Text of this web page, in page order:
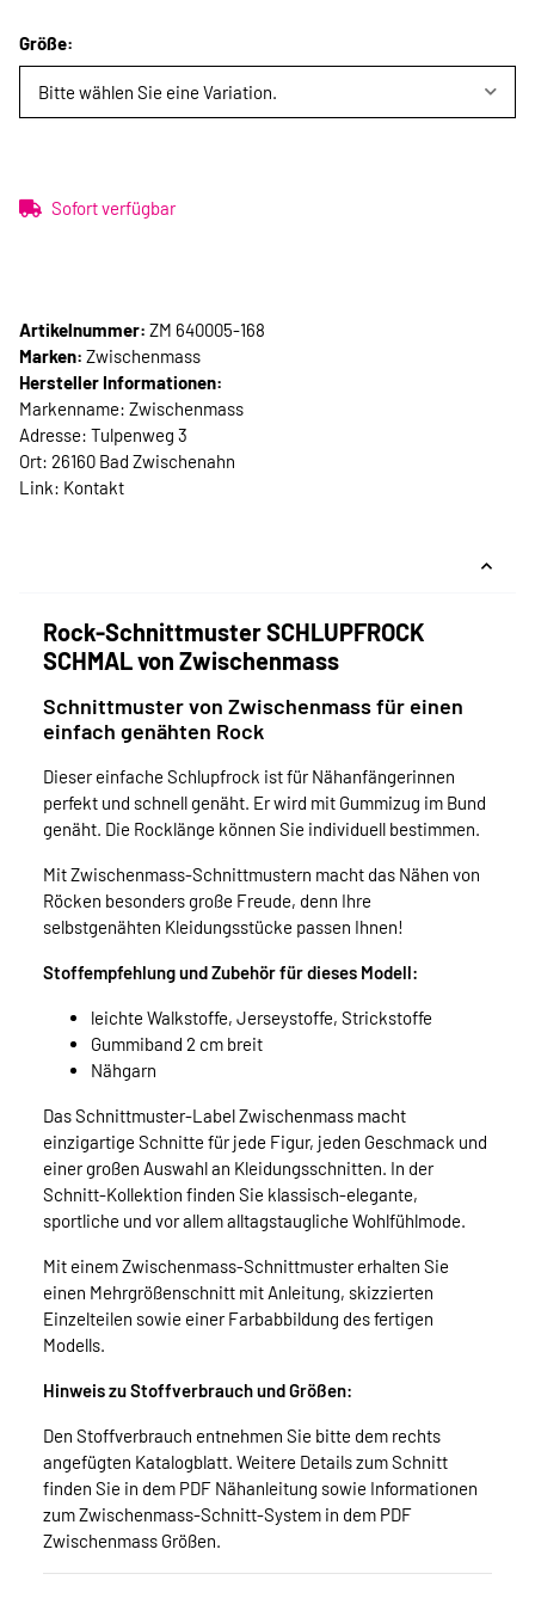
Größe:
Bitte wählen Sie eine Variation.
Sofort verfügbar
Artikelnummer: ZM 640005-168
Marken: Zwischenmass
Hersteller Informationen:
Markenname: Zwischenmass
Adresse: Tulpenweg 3
Ort: 26160 Bad Zwischenahn
Link: Kontakt
Rock-Schnittmuster SCHLUPFROCK
SCHMAL von Zwischenmass
Schnittmuster von Zwischenmass für einen
einfach genähten Rock
Dieser einfache Schlupfrock ist für Nähanfängerinnen
perfekt und schnell genäht. Er wird mit Gummizug im Bund
genäht. Die Rocklänge können Sie individuell bestimmen.
Mit Zwischenmass-Schnittmustern macht das Nähen von
Röcken besonders große Freude, denn Ihre
selbstgenähten Kleidungsstücke passen Ihnen!
Stoffempfehlung und Zubehör für dieses Modell:
leichte Walkstoffe, Jerseystoffe, Strickstoffe
Gummiband 2 cm breit
Nähgarn
Das Schnittmuster-Label Zwischenmass macht
einzigartige Schnitte für jede Figur, jeden Geschmack und
einer großen Auswahl an Kleidungsschnitten. In der
Schnitt-Kollektion finden Sie klassisch-elegante,
sportliche und vor allem alltagstaugliche Wohlfühlmode.
Mit einem Zwischenmass-Schnittmuster erhalten Sie
einen Mehrgrößenschnitt mit Anleitung, skizzierten
Einzelteilen sowie einer Farbabbildung des fertigen
Modells.
Hinweis zu Stoffverbrauch und Größen:
Den Stoffverbrauch entnehmen Sie bitte dem rechts
angefügten Katalogblatt. Weitere Details zum Schnitt
finden Sie in dem PDF Nähanleitung sowie Informationen
zum Zwischenmass-Schnitt-System in dem PDF
Zwischenmass Größen.